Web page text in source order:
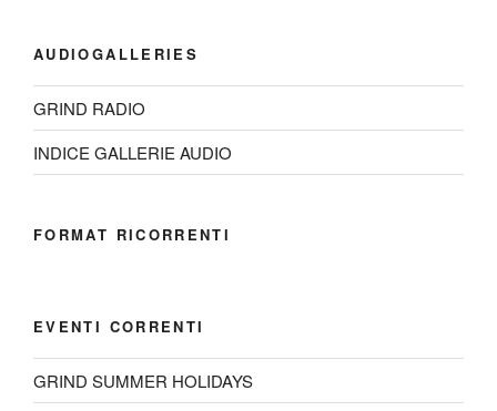
AUDIOGALLERIES
GRIND RADIO
INDICE GALLERIE AUDIO
FORMAT RICORRENTI
EVENTI CORRENTI
GRIND SUMMER HOLIDAYS